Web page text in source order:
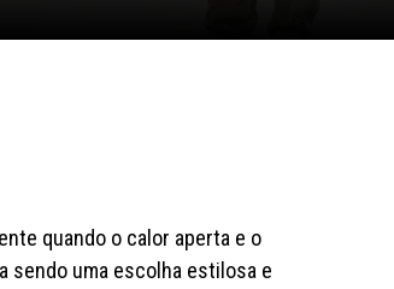
quando o calor aperta e o
sendo uma escolha estilosa e